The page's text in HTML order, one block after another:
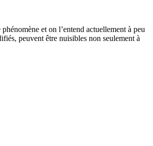
et on l’entend actuellement à peu
peuvent être nuisibles non seulement à